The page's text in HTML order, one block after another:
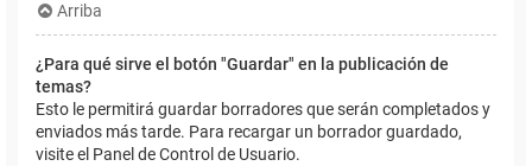
Arriba
¿Para qué sirve el botón "Guardar" en la publicación de
temas?
Esto le permitirá guardar borradores que serán completados y
enviados más tarde. Para recargar un borrador guardado,
visite el Panel de Control de Usuario.